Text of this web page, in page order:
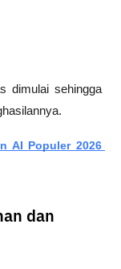
dimulai sehingga
AI Populer 2026
dan